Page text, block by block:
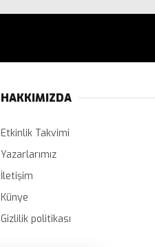
HAKKIMIZDA
Etkinlik Takvimi
Yazarlarımız
İletişim
Künye
Gizlilik politikası